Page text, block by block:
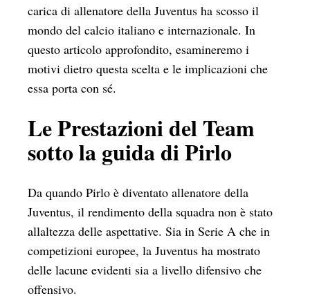
carica di allenatore della Juventus ha scosso il
mondo del calcio italiano e internazionale. In
questo articolo approfondito, esamineremo i
motivi dietro questa scelta e le implicazioni che
essa porta con sé.
Le Prestazioni del Team
sotto la guida di Pirlo
Da quando Pirlo è diventato allenatore della
Juventus, il rendimento della squadra non è stato
allaltezza delle aspettative. Sia in Serie A che in
competizioni europee, la Juventus ha mostrato
delle lacune evidenti sia a livello difensivo che
offensivo.